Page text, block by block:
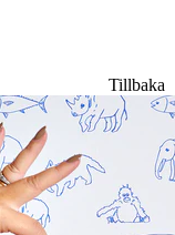
Tillbaka